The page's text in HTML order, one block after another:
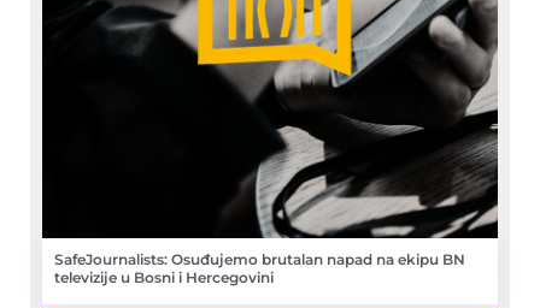
SafeJournalists: Osuđujemo brutalan napad na ekipu BN
televizije u Bosni i Hercegovini